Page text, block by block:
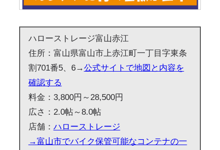
ハローストレージ富山赤江
住所：富山県富山市上赤江町一丁目字東条
割701番5、6→公式サイトで地図と内容を
確認する
料金：3,800円～28,500円
広さ：2.0帖～8.0帖
店舗： ハローストレージ
→富山市でバイク保管可能なコンテナの一